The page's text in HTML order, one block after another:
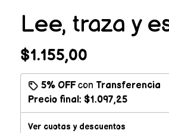
Lee, traza y
$1.155,00
5% OFFcon Transferencia
Precio final: $1.097,25
Ver cuotas y descuentos